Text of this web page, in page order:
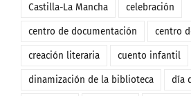
Castilla-La Mancha celebración
centro de documentación centro
creación literaria cuento infantil
dinamización de la biblioteca día